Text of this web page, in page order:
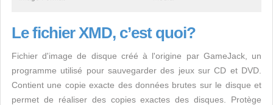
Le fichier XMD, c’est quoi?
Fichier d'image de disque créé à l'origine par GameJack, un
programme utilisé pour sauvegarder des jeux sur CD et DVD.
Contient une copie exacte des données brutes sur le disque et
permet de réaliser des copies exactes des disques. Protège